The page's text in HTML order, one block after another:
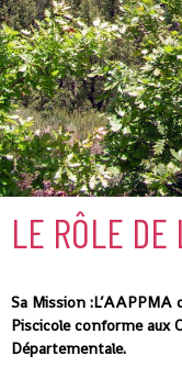
LE RÔLE
Sa Mission :L’AAPPMA
Piscicole conforme aux
Départementale.